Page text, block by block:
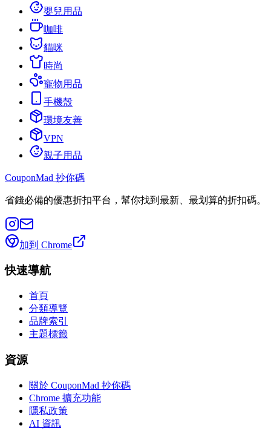
嬰兒用品
咖啡
貓咪
時尚
寵物用品
手機殼
環境友善
VPN
親子用品
CouponMad 抄你碼
省錢必備的優惠折扣平台，幫你找到最新、最划算的折扣碼。
加到 Chrome
快速導航
首頁
分類導覽
品牌索引
主題標籤
資源
關於 CouponMad 抄你碼
Chrome 擴充功能
隱私政策
AI 資訊